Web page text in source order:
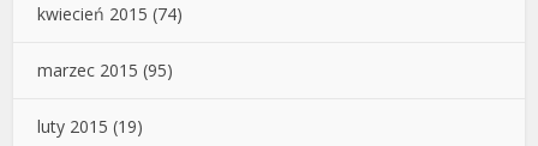
kwiecień 2015 (74)
marzec 2015 (95)
luty 2015 (19)